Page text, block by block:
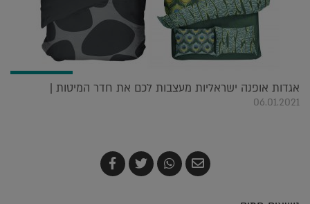
אגדות אופנה ישראליות מעצבות לכם את חדר המיטות |
06.01.2021
שלח
בדואר
שתף
ב-
צייץ
ב-
שתף
ב-